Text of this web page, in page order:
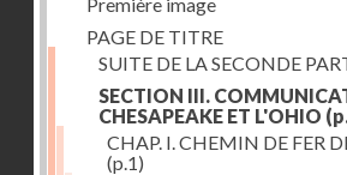
PAGE DE TITRE
SUITE DE LA SECONDE
SECTION III.
CHESAPEAKE ET L'OHIO
CHAP. I. CHEMIN DE FER
(p.1)